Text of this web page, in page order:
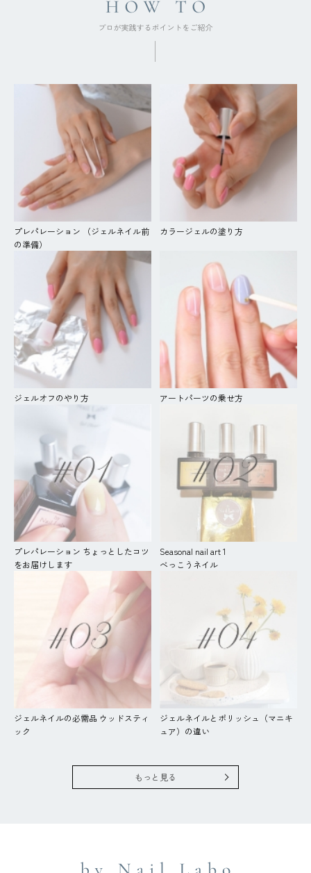
プレパレーション （ジェルネイル前
の準備）
カラージェルの塗り方
ジェルオフのやり方 アートパーツの乗せ方
プレパレーション ちょっとしたコツ
をお届けします
Seasonal nail art 1
べっこうネイル
ジェルネイルの必需品 ウッドスティ
ック
ジェルネイルとポリッシュ（マニキ
ュア）の違い
もっと見る